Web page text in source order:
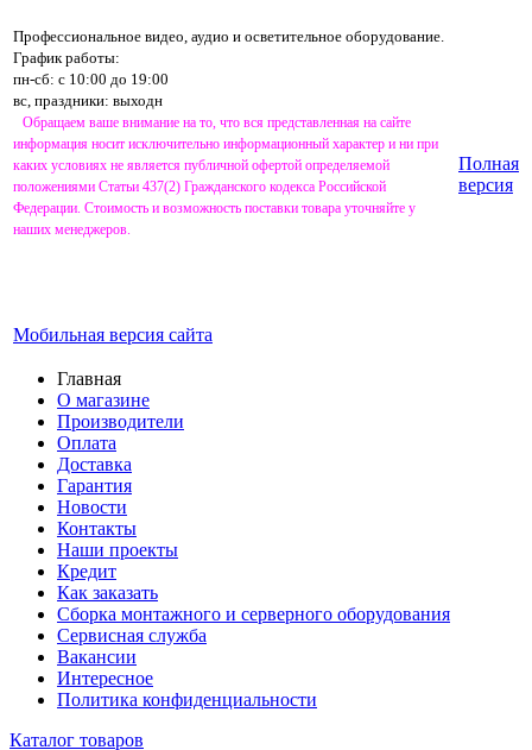
Профессиональное видео, аудио и осветительное оборудование.
График работы:
пн-сб: с 10:00 до 19:00
вс, праздники: выходн
Обращаем ваше внимание на то, что вся представленная на сайте
информация носит исключительно информационный характер и ни при
каких условиях не является публичной офертой определяемой
положениями Статьи 437(2) Гражданского кодекса Российской
Федерации. Стоимость и возможность поставки товара уточняйте у
наших менеджеров.
Мобильная версия сайта
Полная
версия
Главная
О магазине
Производители
Оплата
Доставка
Гарантия
Новости
Контакты
Наши проекты
Кредит
Как заказать
Сборка монтажного и серверного оборудования
Сервисная служба
Вакансии
Интересное
Политика конфиденциальности
Каталог товаров